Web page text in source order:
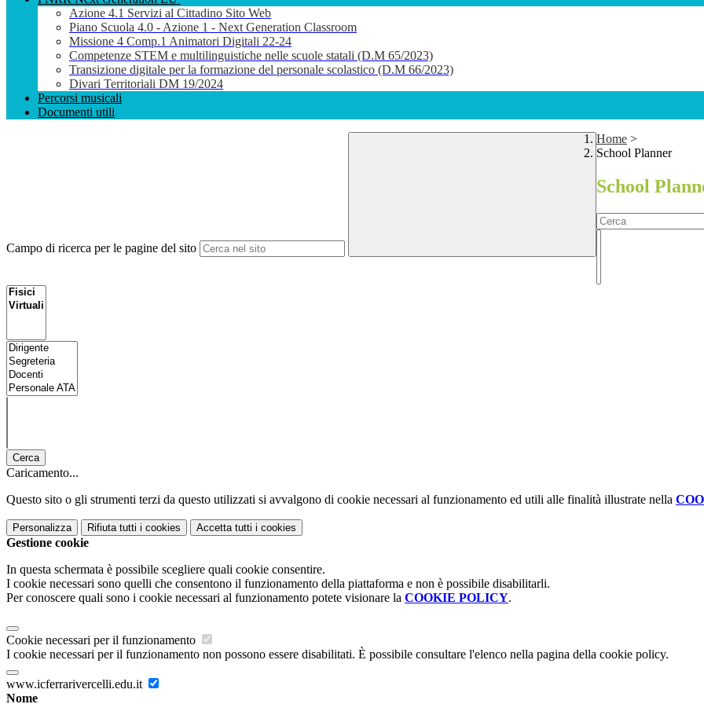
Azione 4.1 Servizi al Cittadino Sito Web
Piano Scuola 4.0 - Azione 1 - Next Generation Classroom
Missione 4 Comp.1 Animatori Digitali 22-24
Competenze STEM e multilinguistiche nelle scuole statali (D.M 65/2023)
Transizione digitale per la formazione del personale scolastico (D.M 66/2023)
Divari Territoriali DM 19/2024
Percorsi musicali
Documenti utili
Campo di ricerca per le pagine del sito
Home >
School Planner
School
Cerca
Caricamento...
Questo sito o gli strumenti terzi da questo utilizzati si avvalgono di cookie necessari al funzionamento ed utili alle finalità illustrate nella
Personalizza Rifiuta tutti i cookies Accetta tutti i cookies
Gestione cookie
In questa schermata è possibile scegliere quali cookie consentire.
I cookie necessari sono quelli che consentono il funzionamento della piattaforma e non è possibile disabilitarli.
Per conoscere quali sono i cookie necessari al funzionamento potete visionare la COOKIE POLICY.
Cookie necessari per il funzionamento
I cookie necessari per il funzionamento non possono essere disabilitati. È possibile consultare l'elenco nella pagina della cookie policy.
www.icferrarivercelli.edu.it
Nome